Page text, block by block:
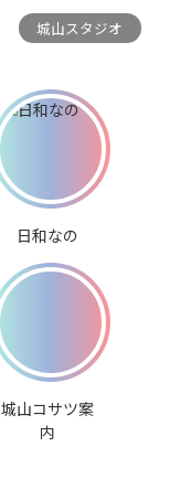
城山スタジオ
日和なの
城山コサツ案
内